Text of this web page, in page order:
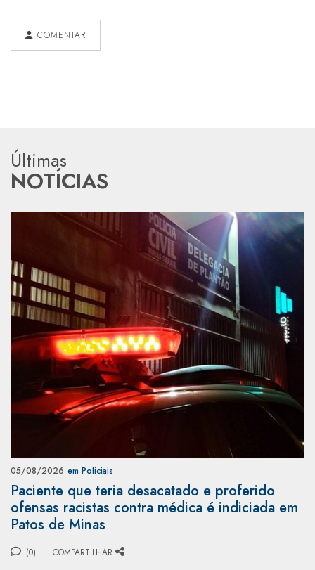
COMENTAR
Últimas
NOTÍCIAS
05/08/2026 em Policiais
Paciente que teria desacatado e proferido
ofensas racistas contra médica é indiciada em
Patos de Minas
(0) COMPARTILHAR